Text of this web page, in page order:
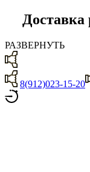
Доставка
РАЗВЕРНУТЬ
8(912)023-15-20